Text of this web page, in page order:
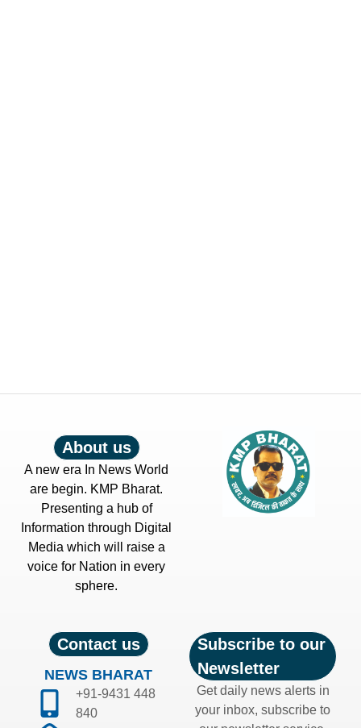
About us
A new era In News World
are begin. KMP Bharat.
Presenting a hub of
Information through Digital
Media which will raise a
voice for Nation in every
sphere.
Contact us
NEWS BHARAT
+91-9431 448
840
Subscribe to our
Newsletter
Get daily news alerts in
your inbox, subscribe to